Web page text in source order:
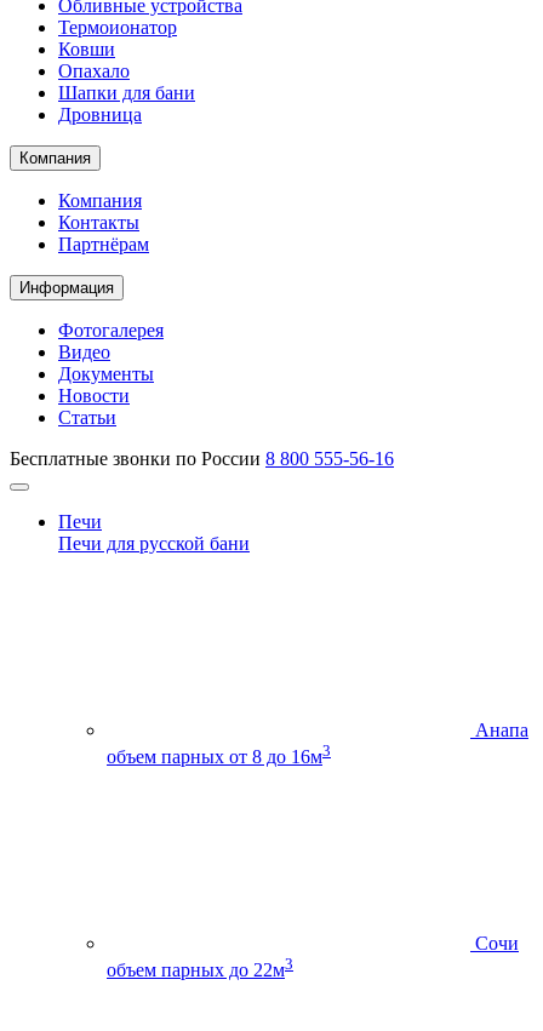
Обливные устройства
Термоионатор
Ковши
Опахало
Шапки для бани
Дровница
Компания
Компания
Контакты
Партнёрам
Информация
Фотогалерея
Видео
Документы
Новости
Статьи
Бесплатные звонки по России 8 800 555-56-16
Печи
Печи для русской бани
Анапа
объем парных от 8 до 16м3
Сочи
объем парных до 22м3